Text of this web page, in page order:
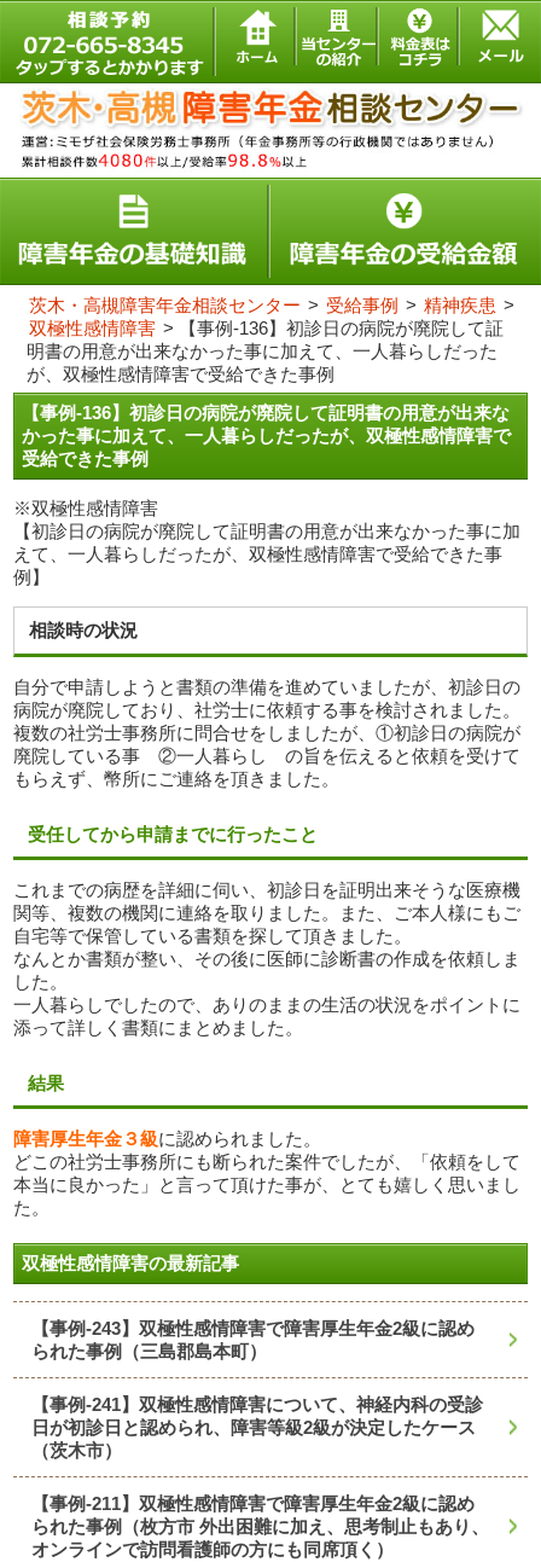
茨木・高槻障害年金相談センター > 受給事例 > 精神疾患 >
双極性感情障害 >
【事例-136】初診日の病院が廃院して証
明書の用意が出来なかった事に加えて、一人暮らしだった
が、双極性感情障害で受給できた事例
【事例-136】初診日の病院が廃院して証明書の用意が出来な
かった事に加えて、一人暮らしだったが、双極性感情障害で
受給できた事例
※双極性感情障害
【初診日の病院が廃院して証明書の用意が出来なかった事に加
えて、一人暮らしだったが、双極性感情障害で受給できた事
例】
相談時の状況
自分で申請しようと書類の準備を進めていましたが、初診日の
病院が廃院しており、社労士に依頼する事を検討されました。
複数の社労士事務所に問合せをしましたが、①初診日の病院が
廃院している事 ②一人暮らし の旨を伝えると依頼を受けて
もらえず、幣所にご連絡を頂きました。
受任してから申請までに行ったこと
これまでの病歴を詳細に伺い、初診日を証明出来そうな医療機
関等、複数の機関に連絡を取りました。また、ご本人様にもご
自宅等で保管している書類を探して頂きました。
なんとか書類が整い、その後に医師に診断書の作成を依頼しま
した。
一人暮らしでしたので、ありのままの生活の状況をポイントに
添って詳しく書類にまとめました。
結果
障害厚生年金３級に認められました。
どこの社労士事務所にも断られた案件でしたが、「依頼をして
本当に良かった」と言って頂けた事が、とても嬉しく思いまし
た。
双極性感情障害の最新記事
【事例-243】双極性感情障害で障害厚生年金2級に認め
られた事例（三島郡島本町）
【事例-241】双極性感情障害について、神経内科の受診
日が初診日と認められ、障害等級2級が決定したケース
（茨木市）
【事例-211】双極性感情障害で障害厚生年金2級に認め
られた事例（枚方市 外出困難に加え、思考制止もあり、
オンラインで訪問看護師の方にも同席頂く）